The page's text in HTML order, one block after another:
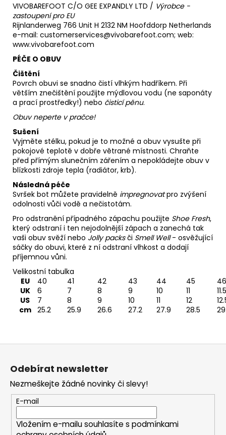
VIVOBAREFOOT C/O GEE EXPANDLY LTD / Výrobce -
zastoupení pro EU
Rijnlanderweg 766 Unit H 2132 NM Hoofddorp Netherlands
e-mail: customerservices@vivobarefoot.com; web:
www.vivobarefoot.com
PÉČE O OBUV
Čištění
Povrch obuvi se snadno čistí vlhkým hadříkem. Při
větším znečištění použijte mýdlovou vodu (ne saponáty
a prací prostředky!) nebo čisticí pěnu.
Obuv neperte v pračce!
Sušení
Vyjměte stélku, pokud je to možné a obuv vysušte při
pokojové teplotě v dobře větrané místnosti. Chraňte
před přímým slunečním zářením a nepokládejte obuv v
blízkosti zdroje tepla (radiátor, krb).
Následná péče
Svršek bot můžete pravidelně impregnovatpro zvýšení
odolnosti vůči vodě a nečistotám.
Pro odstranění případného zápachu použijte Shoe Fresh,
který odstraní i ten nejodolnější zápach a zanechá tak
vaši obuv svěží nebo Jolly packs či Smell Well- osvěžující
sáčky do obuvi, které z ní odstraní vlhkost a dodají
příjemnou vůni.
Velikostní tabulka
EU
40 41 42 43 44 45
46
UK
6 7 8 9 10 11
11.5
US
7 8 9 10 11 12
cm
25.2 25.9 26.6 27.2 27.9 28.5
Z
Odebírat newsletter
Nezmeškejte žádné novinky či slevy!
E-mail
Vložením e-mailu souhlasíte s podmínkami